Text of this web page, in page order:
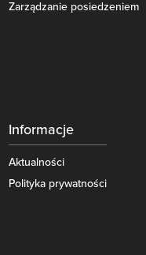
Zarządzanie posiedzeniem
Informacje
Aktualności
Polityka prywatności